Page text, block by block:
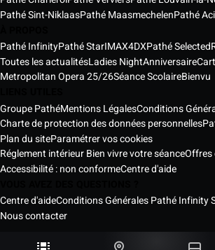
Pathé Sint-NiklaasPathé MaasmechelenPathé
Pathé InfinityPathé StarIMAX4DXPathé Selected
Toutes les actualitésLadies NightAnniversaire
Metropolitan Opera 25/26Séance ScolaireBienvu
Groupe PathéMentions LégalesConditions
Charte de protection des données personnelles
Plan du siteParamétrer vos cookies
Réglement intérieur Bien vivre votre séanceOffres
Accessibilité : non conformeCentre d'aide
Centre d'aideConditions Générales Pathé Infinity
Nous contacter